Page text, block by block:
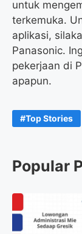
untuk
terkemuka.
aplikasi,
Panasonic.
pekerjaan di
apapun.
Top Stories
Popular